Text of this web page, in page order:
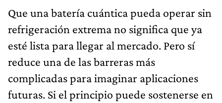
Que una batería cuántica pueda operar sin
refrigeración extrema no significa que ya
esté lista para llegar al mercado. Pero sí
reduce una de las barreras más
complicadas para imaginar aplicaciones
futuras. Si el principio puede sostenerse en